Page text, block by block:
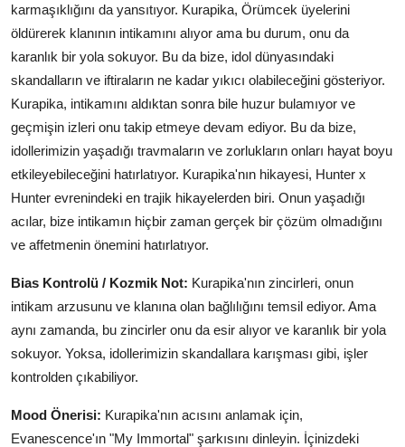
karmaşıklığını da yansıtıyor. Kurapika, Örümcek üyelerini
öldürerek klanının intikamını alıyor ama bu durum, onu da
karanlık bir yola sokuyor. Bu da bize, idol dünyasındaki
skandalların ve iftiraların ne kadar yıkıcı olabileceğini gösteriyor.
Kurapika, intikamını aldıktan sonra bile huzur bulamıyor ve
geçmişin izleri onu takip etmeye devam ediyor. Bu da bize,
idollerimizin yaşadığı travmaların ve zorlukların onları hayat boyu
etkileyebileceğini hatırlatıyor. Kurapika'nın hikayesi, Hunter x
Hunter evrenindeki en trajik hikayelerden biri. Onun yaşadığı
acılar, bize intikamın hiçbir zaman gerçek bir çözüm olmadığını
ve affetmenin önemini hatırlatıyor.
Bias Kontrolü / Kozmik Not: Kurapika'nın zincirleri, onun
intikam arzusunu ve klanına olan bağlılığını temsil ediyor. Ama
aynı zamanda, bu zincirler onu da esir alıyor ve karanlık bir yola
sokuyor. Yoksa, idollerimizin skandallara karışması gibi, işler
kontrolden çıkabiliyor.
Mood Önerisi: Kurapika'nın acısını anlamak için,
Evanescence'ın "My Immortal" şarkısını dinleyin. İçinizdeki